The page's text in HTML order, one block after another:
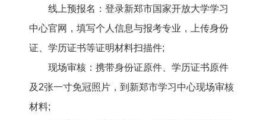
线上预报名：登录新郑市国家开放大学学习
中心官网，填写个人信息与报考专业，上传身份
证、学历证书等证明材料扫描件;
现场审核：携带身份证原件、学历证书原件
及2张一寸免冠照片，到新郑市学习中心现场审核
材料;